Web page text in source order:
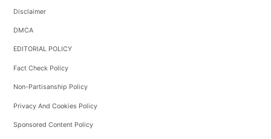
Disclaimer
DMCA
EDITORIAL POLICY
Fact Check Policy
Non-Partisanship Policy
Privacy And Cookies Policy
Sponsored Content Policy